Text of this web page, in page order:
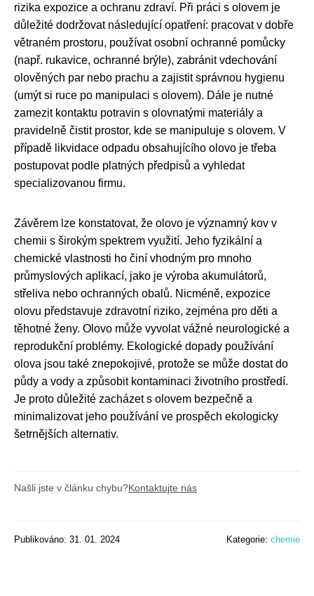
rizika expozice a ochranu zdraví. Při práci s olovem je
důležité dodržovat následující opatření: pracovat v dobře
větraném prostoru, používat osobní ochranné pomůcky
(např. rukavice, ochranné brýle), zabránit vdechování
olověných par nebo prachu a zajistit správnou hygienu
(umýt si ruce po manipulaci s olovem). Dále je nutné
zamezit kontaktu potravin s olovnatými materiály a
pravidelně čistit prostor, kde se manipuluje s olovem. V
případě likvidace odpadu obsahujícího olovo je třeba
postupovat podle platných předpisů a vyhledat
specializovanou firmu.
Závěrem lze konstatovat, že olovo je významný kov v
chemii s širokým spektrem využití. Jeho fyzikální a
chemické vlastnosti ho činí vhodným pro mnoho
průmyslových aplikací, jako je výroba akumulátorů,
střeliva nebo ochranných obalů. Nicméně, expozice
olovu představuje zdravotní riziko, zejména pro děti a
těhotné ženy. Olovo může vyvolat vážné neurologické a
reprodukční problémy. Ekologické dopady používání
olova jsou také znepokojivé, protože se může dostat do
půdy a vody a způsobit kontaminaci životního prostředí.
Je proto důležité zacházet s olovem bezpečně a
minimalizovat jeho používání ve prospěch ekologicky
šetrnějších alternativ.
Našli jste v článku chybu?Kontaktujte nás
Publikováno: 31. 01. 2024 Kategorie: chemie